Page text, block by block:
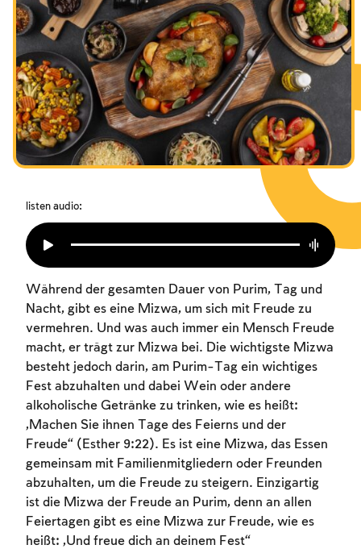
Das Fasten der Zerstörung
Amtseinführung
Purim
listen audio:
Während der gesamten Dauer von Purim, Tag und
Nacht, gibt es eine Mizwa, um sich mit Freude zu
vermehren. Und was auch immer ein Mensch Freude
macht, er trägt zur Mizwa bei. Die wichtigste Mizwa
besteht jedoch darin, am Purim-Tag ein wichtiges
Fest abzuhalten und dabei Wein oder andere
alkoholische Getränke zu trinken, wie es heißt:
„Machen Sie ihnen Tage des Feierns und der
Freude“ (Esther 9:22). Es ist eine Mizwa, das Essen
gemeinsam mit Familienmitgliedern oder Freunden
abzuhalten, um die Freude zu steigern. Einzigartig
ist die Mizwa der Freude an Purim, denn an allen
Feiertagen gibt es eine Mizwa zur Freude, wie es
heißt: „Und freue dich an deinem Fest“